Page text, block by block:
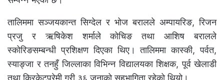
तालिममा सञ्जयकान्त सिग्देल र भोज बरालले अम्पायरिङ, रिजन
प्रजु र ऋषिकेश शर्माले कोचिङ तथा आशिष बरालले
स्कोरिङसम्बन्धी प्रशिक्षण दिएका थिए। तालिममा कास्की, पर्वत,
स्याङ्जा र तनहुँ जिल्लाका विभिन्न विद्यालयका शिक्षक, पूर्व खेलाडी
तथा क्रिकेटप्रेमी गरी ३६ जनाको सहभागिता रहेको थियो।